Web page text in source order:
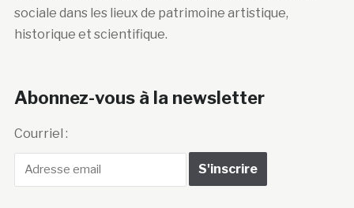
sociale dans les lieux de patrimoine artistique,
historique et scientifique.
Abonnez-vous à la newsletter
Courriel :